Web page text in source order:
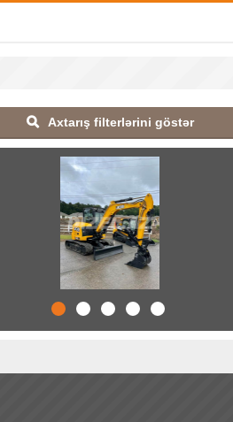
Axtarış filterlərini göstər